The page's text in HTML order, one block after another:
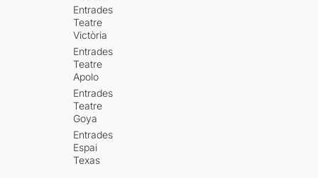
Entrades
Teatre
Victòria
Entrades
Teatre
Apolo
Entrades
Teatre
Goya
Entrades
Espai
Texas